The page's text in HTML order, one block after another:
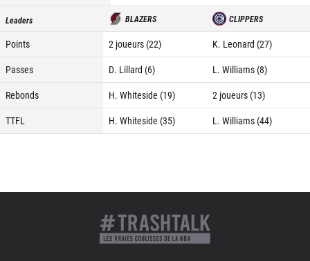
Leaders BLAZERS CLIPPERS
Points 2 joueurs (22)
K. Leonard (27)
Passes
D. Lillard (6)
L. Williams (8)
Rebonds
H. Whiteside (19)
2 joueurs (13)
TTFL
H. Whiteside (35) L. Williams (44)